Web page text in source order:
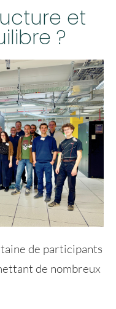
et
?
de participants
de nombreux